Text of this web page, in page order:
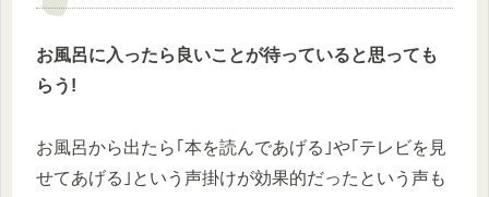
お風呂に入ったら良いことが待っていると思っても
らう!
お風呂から出たら｢本を読んであげる｣や｢テレビを見
せてあげる｣という声掛けが効果的だったという声も